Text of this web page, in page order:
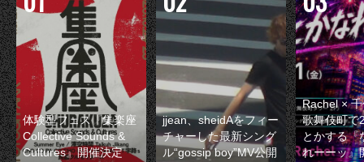
体験型フェス『集楽座
Collective Sounds &
Cultures』開催決定
jjean、sheidAをフィー
チャーした最新シング
ル“gossip boy”MV公開
Rachel ×
歌舞伎町で
とかする『
れーーッ』